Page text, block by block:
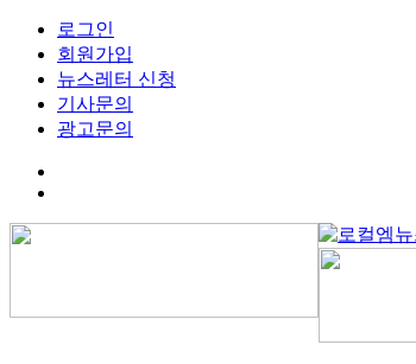
로그인
회원가입
뉴스레터 신청
기사문의
광고문의